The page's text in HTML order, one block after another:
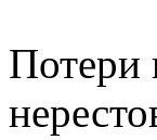
Потери